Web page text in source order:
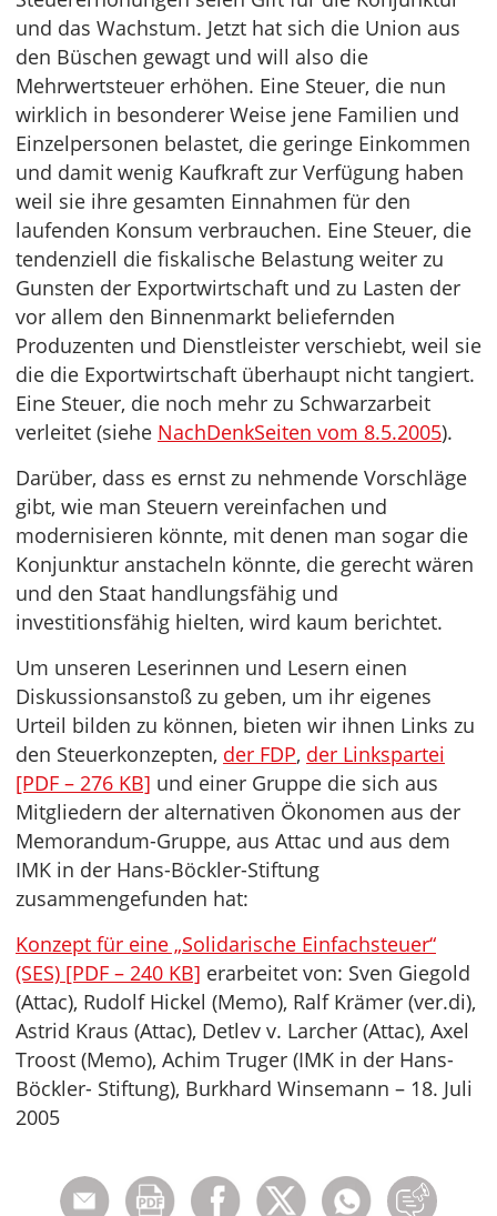
und das Wachstum. Jetzt hat sich die Union aus
den Büschen gewagt und will also die
Mehrwertsteuer erhöhen. Eine Steuer, die nun
wirklich in besonderer Weise jene Familien und
Einzelpersonen belastet, die geringe Einkommen
und damit wenig Kaufkraft zur Verfügung haben
weil sie ihre gesamten Einnahmen für den
laufenden Konsum verbrauchen. Eine Steuer, die
tendenziell die fiskalische Belastung weiter zu
Gunsten der Exportwirtschaft und zu Lasten der
vor allem den Binnenmarkt beliefernden
Produzenten und Dienstleister verschiebt, weil sie
die die Exportwirtschaft überhaupt nicht tangiert.
Eine Steuer, die noch mehr zu Schwarzarbeit
verleitet (siehe NachDenkSeiten vom 8.5.2005).
Darüber, dass es ernst zu nehmende Vorschläge
gibt, wie man Steuern vereinfachen und
modernisieren könnte, mit denen man sogar die
Konjunktur anstacheln könnte, die gerecht wären
und den Staat handlungsfähig und
investitionsfähig hielten, wird kaum berichtet.
Um unseren Leserinnen und Lesern einen
Diskussionsanstoß zu geben, um ihr eigenes
Urteil bilden zu können, bieten wir ihnen Links zu
den Steuerkonzepten, der FDP, der Linkspartei
[PDF – 276 KB] und einer Gruppe die sich aus
Mitgliedern der alternativen Ökonomen aus der
Memorandum-Gruppe, aus Attac und aus dem
IMK in der Hans-Böckler-Stiftung
zusammengefunden hat:
Konzept für eine „Solidarische Einfachsteuer“
(SES) [PDF – 240 KB] erarbeitet von: Sven Giegold
(Attac), Rudolf Hickel (Memo), Ralf Krämer (ver.di),
Astrid Kraus (Attac), Detlev v. Larcher (Attac), Axel
Troost (Memo), Achim Truger (IMK in der Hans-
Böckler- Stiftung), Burkhard Winsemann – 18. Juli
2005